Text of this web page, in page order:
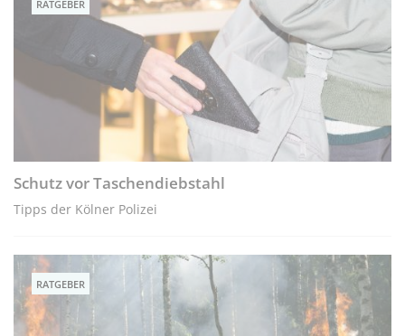
RATGEBER
Schutz vor Taschendiebstahl
Tipps der Kölner Polizei
RATGEBER